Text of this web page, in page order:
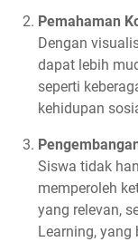
Pemahaman
Dengan
dapat lebih
seperti
kehidupan
Siswa tidak
memperoleh
yang relevan,
Learning, yang